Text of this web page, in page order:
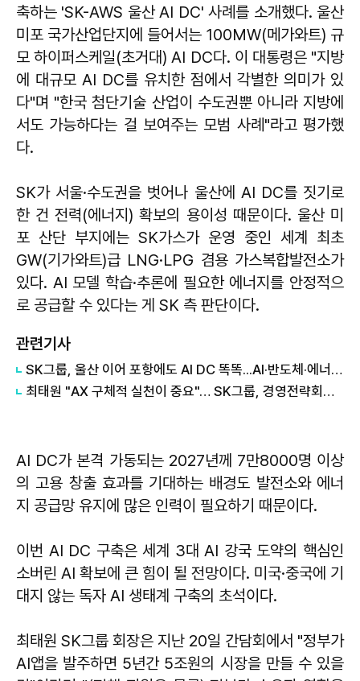
축하는 'SK-AWS 울산 AI DC' 사례를 소개했다. 울산
미포 국가산업단지에 들어서는 100MW(메가와트) 규
모 하이퍼스케일(초거대) AI DC다. 이 대통령은 "지방
에 대규모 AI DC를 유치한 점에서 각별한 의미가 있
다"며 "한국 첨단기술 산업이 수도권뿐 아니라 지방에
서도 가능하다는 걸 보여주는 모범 사례"라고 평가했
다.
SK가 서울·수도권을 벗어나 울산에 AI DC를 짓기로
한 건 전력(에너지) 확보의 용이성 때문이다. 울산 미
포 산단 부지에는 SK가스가 운영 중인 세계 최초
GW(기가와트)급 LNG·LPG 겸용 가스복합발전소가
있다. AI 모델 학습·추론에 필요한 에너지를 안정적으
로 공급할 수 있다는 게 SK 측 판단이다.
관련기사
SK그룹, 울산 이어 포항에도 AI DC 똑똑...AI·반도체·에너지 결합 본격화
최태원 "AX 구체적 실천이 중요"… SK그룹, 경영전략회의·이천포럼 통합
AI DC가 본격 가동되는 2027년께 7만8000명 이상
의 고용 창출 효과를 기대하는 배경도 발전소와 에너
지 공급망 유지에 많은 인력이 필요하기 때문이다.
이번 AI DC 구축은 세계 3대 AI 강국 도약의 핵심인
소버린 AI 확보에 큰 힘이 될 전망이다. 미국·중국에 기
대지 않는 독자 AI 생태계 구축의 초석이다.
최태원 SK그룹 회장은 지난 20일 간담회에서 "정부가
AI앱을 발주하면 5년간 5조원의 시장을 만들 수 있을